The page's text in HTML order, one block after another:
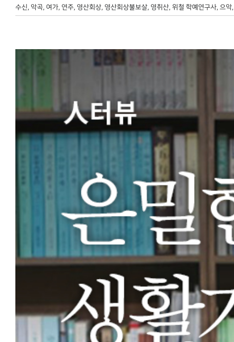
수신, 악곡, 여가, 연주, 영산회상, 영산회상불보살, 영취산, 위철 학예연구사, 으악,